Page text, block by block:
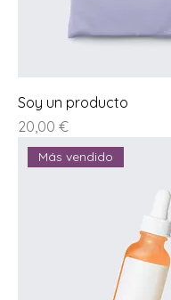
Soy un producto
Prezzo
20,00 €
Más vendido